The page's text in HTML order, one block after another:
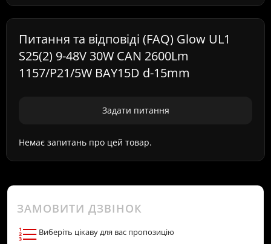
Питання та відповіді (FAQ) Glow UL1
S25(2) 9-48V 30W CAN 2600Lm
1157/P21/5W BAY15D d-15mm
Задати питання
Немає запитань про цей товар.
ЗАМОВИТИ ДЗВІНОК
Виберіть цікаву для вас пропозицію